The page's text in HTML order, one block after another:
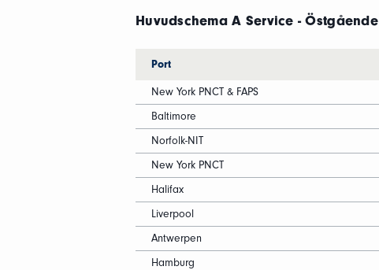
Huvudschema A Service - Östgående
Port
New York PNCT & FAPS
Baltimore
Norfolk-NIT
New York PNCT
Halifax
Liverpool
Antwerpen
Hamburg